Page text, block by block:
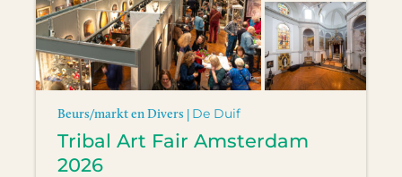
Beurs/markt en Divers | De Duif
Tribal Art Fair Amsterdam
2026